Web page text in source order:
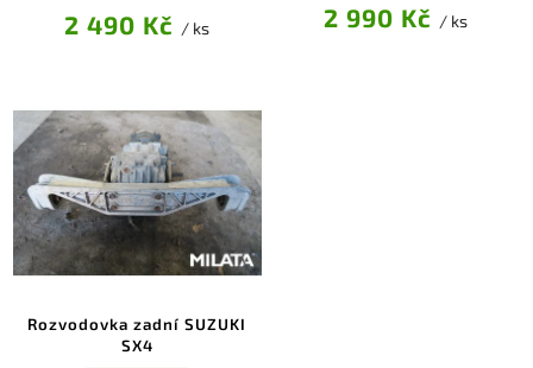
2 490 Kč / ks 2 990 Kč / ks
Rozvodovka zadní SUZUKI
SX4